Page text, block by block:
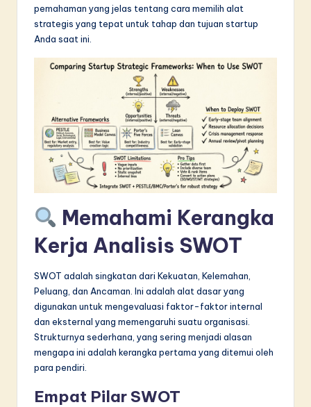
&
o
o
ti
o
pemahaman yang jelas tentang cara memilih alat
strategis yang tepat untuk tahap dan tujuan startup
Anda saat ini.
Memahami Kerangka
Kerja Analisis SWOT
SWOT adalah singkatan dari Kekuatan, Kelemahan,
Peluang, dan Ancaman. Ini adalah alat dasar yang
digunakan untuk mengevaluasi faktor-faktor internal
dan eksternal yang memengaruhi suatu organisasi.
Strukturnya sederhana, yang sering menjadi alasan
mengapa ini adalah kerangka pertama yang ditemui oleh
para pendiri.
Empat Pilar SWOT